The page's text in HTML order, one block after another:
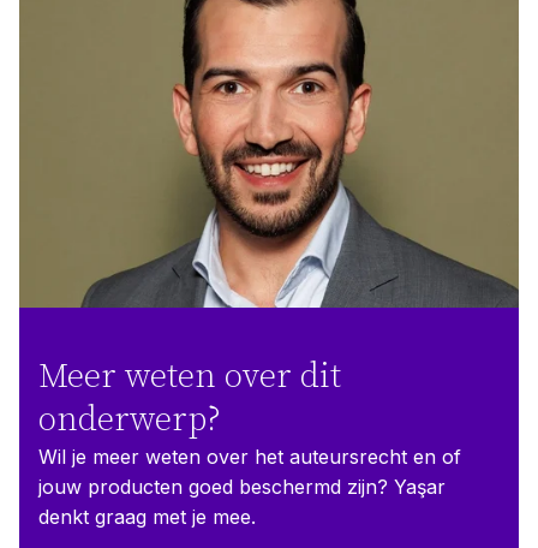
Meer weten over dit
onderwerp?
Wil je meer weten over het auteursrecht en of
jouw producten goed beschermd zijn? Yaşar
denkt graag met je mee.